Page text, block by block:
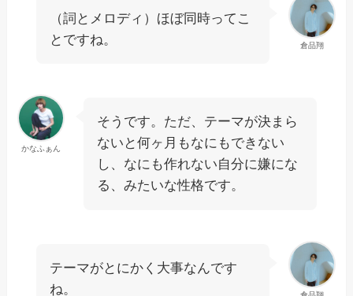
倉品翔
（詞とメロディ）ほぼ同時ってこ
とですね。
かなふぁん
そうです。ただ、テーマが決まら
ないと何ヶ月もなにもできない
し、なにも作れない自分に嫌にな
る、みたいな性格です。
テーマがとにかく大事なんです
ね。